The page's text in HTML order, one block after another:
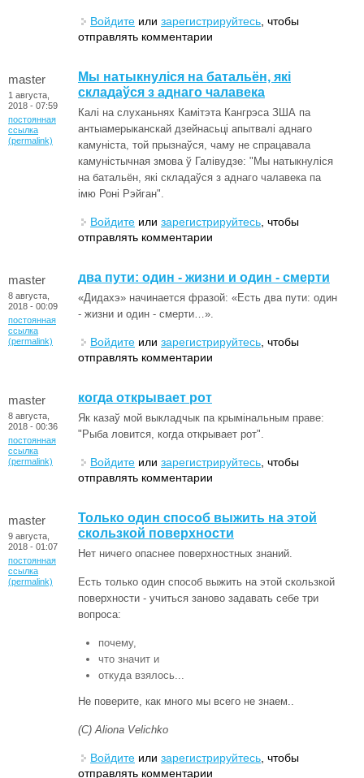
Войдите или зарегистрируйтесь , чтобы
отправлять комментарии
master
1 августа,
2018 - 07:59
постоянная
ссылка
(permalink)
Мы натыкнуліся на батальён, які
складаўся з аднаго чалавека
Калі на слуханьнях Камітэта Кангрэса ЗША па
антыамерыканскай дзейнасьці апытвалі аднаго
камуніста, той прызнаўся, чаму не спрацавала
камуністычная змова ў Галівудзе: "Мы натыкнуліся
на батальён, які складаўся з аднаго чалавека па
імю Роні Рэйган".
Войдите или зарегистрируйтесь , чтобы
отправлять комментарии
master
8 августа,
2018 - 00:09
постоянная
ссылка
(permalink)
два пути: один - жизни и один - смерти
«Дидахэ» начинается фразой: «Есть два пути: один
- жизни и один - смерти…».
Войдите или зарегистрируйтесь , чтобы
отправлять комментарии
master
8 августа,
2018 - 00:36
постоянная
ссылка
(permalink)
когда открывает рот
Як казаў мой выкладчык па крымінальным праве:
"Рыба ловится, когда открывает рот".
Войдите или зарегистрируйтесь , чтобы
отправлять комментарии
master
9 августа,
2018 - 01:07
постоянная
ссылка
(permalink)
Только один способ выжить на этой
скользкой поверхности
Нет ничего опаснее поверхностных знаний.
Есть только один способ выжить на этой скользкой
поверхности - учиться заново задавать себе три
вопроса:
почему,
что значит и
откуда взялось...
Не поверите, как много мы всего не знаем..
(С) Aliona Velichko
Войдите или зарегистрируйтесь , чтобы
отправлять комментарии